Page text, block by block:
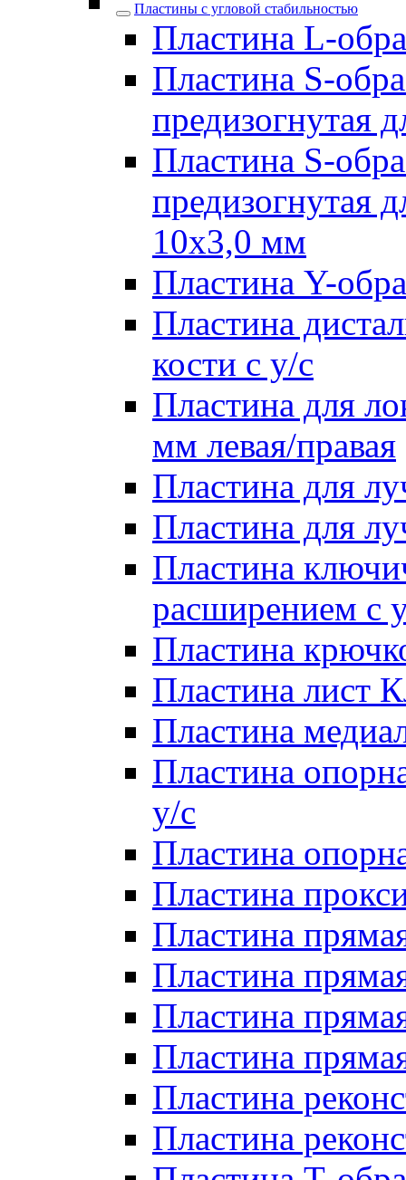
Пластины с угловой стабильностью
Пластина L-
Пластина S-
предизогнутая
Пластина S-
предизогнутая
10х3,0 мм
Пластина Y-
Пластина
кости с у/с
Пластина для
мм левая/правая
Пластина для
Пластина для
Пластина
расширением с
Пластина
Пластина лист
Пластина
Пластина
у/с
Пластина
Пластина
Пластина
Пластина
Пластина
Пластина
Пластина
Пластина